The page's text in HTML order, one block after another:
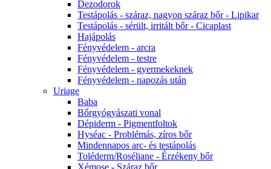
Dezodorok
Testápolás - száraz, nagyon száraz bőr - Lipikar
Testápolás - sérült, irritált bőr - Cicaplast
Hajápolás
Fényvédelem - arcra
Fényvédelem - testre
Fényvédelem - gyermekeknek
Fényvédelem - napozás után
Uriage
Baba
Bőrgyógyászati vonal
Dépiderm - Pigmentfoltok
Hyséac - Problémás, zíros bőr
Mindennapos arc- és testápolás
Toléderm/Roséliane - Érzékeny bőr
Xémose - Száraz bőr